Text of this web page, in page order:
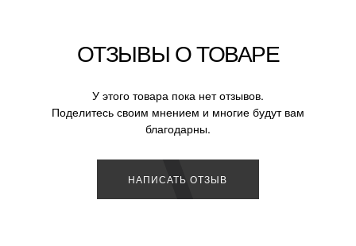
ОТЗЫВЫ О ТОВАРЕ
У этого товара пока нет отзывов.
Поделитесь своим мнением и многие будут вам
благодарны.
НАПИСАТЬ ОТЗЫВ